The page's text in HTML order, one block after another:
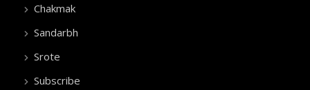
Chakmak
Sandarbh
Srote
Subscribe